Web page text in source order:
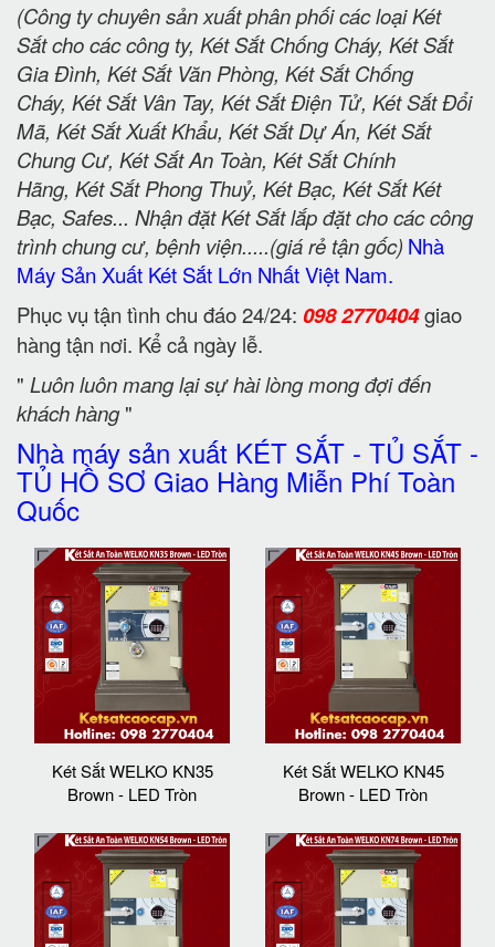
(Công ty chuyên sản xuất phân phối các loại Két
Sắt cho các công ty, Két Sắt Chống Cháy, Két Sắt
Gia Đình, Két Sắt Văn Phòng, Két Sắt Chống
Cháy, Két Sắt Vân Tay, Két Sắt Điện Tử, Két Sắt Đổi
Mã, Két Sắt Xuất Khẩu, Két Sắt Dự Án, Két Sắt
Chung Cư, Két Sắt An Toàn, Két Sắt Chính
Hãng, Két Sắt Phong Thuỷ, Két Bạc, Két Sắt Két
Bạc, Safes... Nhận đặt Két Sắt lắp đặt cho các công
trình chung cư, bệnh viện.....(giá rẻ tận gốc) Nhà
Máy Sản Xuất Két Sắt Lớn Nhất Việt Nam.
Phục vụ tận tình chu đáo 24/24: 098 2770404giao
hàng tận nơi. Kể cả ngày lễ.
" Luôn luôn mang lại sự hài lòng mong đợi đến
khách hàng"
Nhà máy sản xuất KÉT SẮT - TỦ SẮT -
TỦ HỒ SƠ Giao Hàng Miễn Phí Toàn
Quốc
Két Sắt WELKO KN35
Brown - LED Tròn
Két Sắt WELKO KN45
Brown - LED Tròn